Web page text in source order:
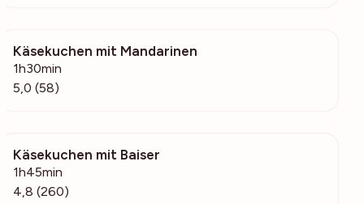
Käsekuchen mit Mandarinen
1h30min
5,0 (58)
Käsekuchen mit Baiser
1h45min
4,8 (260)